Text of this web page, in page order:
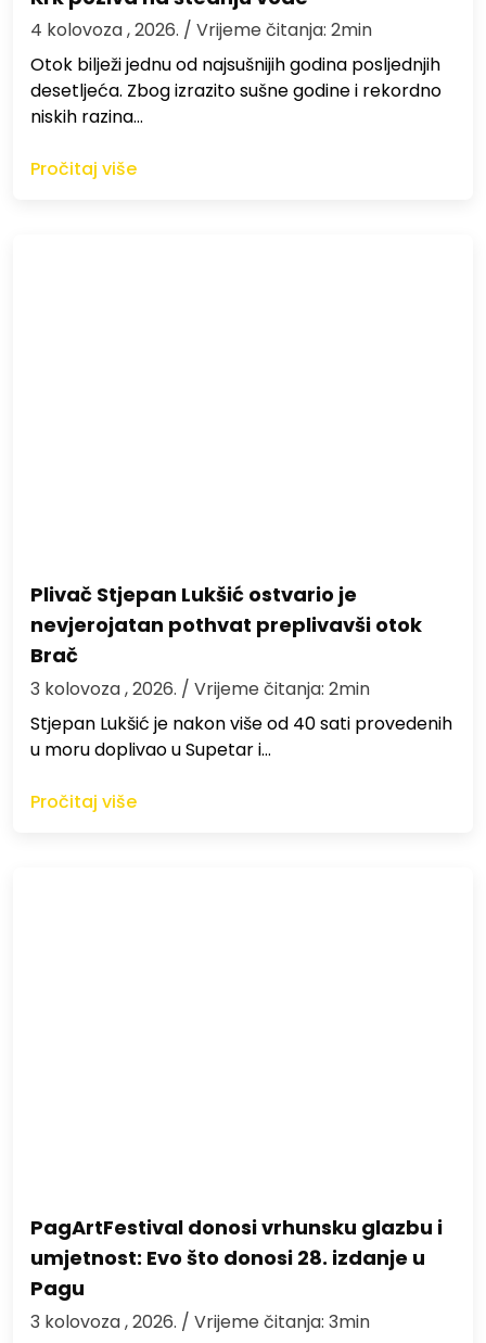
4 kolovoza , 2026. / Vrijeme čitanja: 2min
Otok bilježi jednu od najsušnijih godina posljednjih
desetljeća. Zbog izrazito sušne godine i rekordno
niskih razina…
Pročitaj više
Plivač Stjepan Lukšić ostvario je
nevjerojatan pothvat preplivavši otok
Brač
3 kolovoza , 2026. / Vrijeme čitanja: 2min
St​jepan Lukšić je nakon više od 40 sati provedenih
u moru doplivao u Supetar i…
Pročitaj više
PagArtFestival donosi vrhunsku glazbu i
umjetnost: Evo što donosi 28. izdanje u
Pagu
3 kolovoza , 2026. / Vrijeme čitanja: 3min